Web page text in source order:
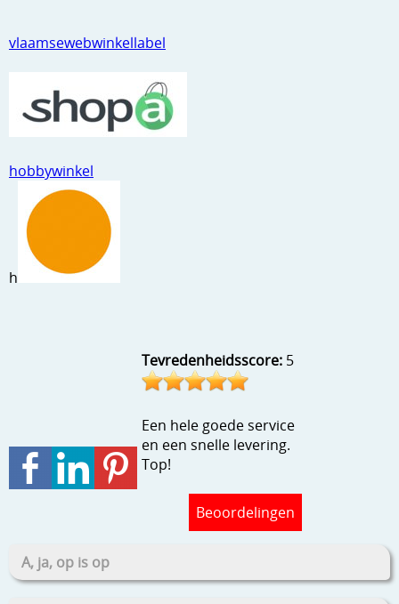
Ponsen
Snijmaterialen
Stans machine en embossing machines
Stempels en zo
Template, mask, stencils, grids
vlaamsewebwinkellabel
hobbywinkel
h
Tevredenheidsscore: 5
Een hele goede service
en een snelle levering.
Top!
Beoordelingen
A, ja, op is op